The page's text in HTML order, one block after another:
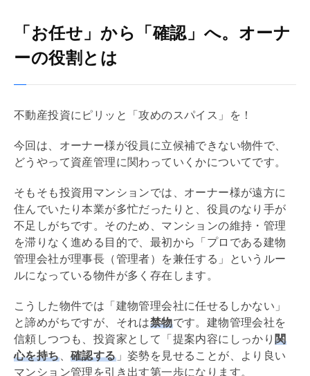
「お任せ」から「確認」へ。オーナ
ーの役割とは
不動産投資にピリッと「攻めのスパイス」を！
今回は、オーナー様が役員に立候補できない物件で、
どうやって資産管理に関わっていくかについてです。
そもそも投資用マンションでは、オーナー様が遠方に
住んでいたり本業が多忙だったりと、役員のなり手が
不足しがちです。そのため、マンションの維持・管理
を滞りなく進める目的で、最初から「プロである建物
管理会社が理事長（管理者）を兼任する」というルー
ルになっている物件が多く存在します。
こうした物件では「建物管理会社に任せるしかない」
と諦めがちですが、それは禁物です。建物管理会社を
信頼しつつも、投資家として「提案内容にしっかり関
心を持ち、確認する」姿勢を見せることが、より良い
マンション管理を引き出す第一歩になります。